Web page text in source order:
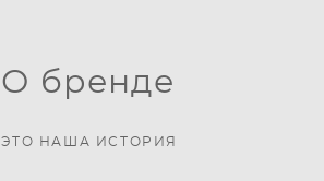
О бренде
ЭТО НАША ИСТОРИЯ